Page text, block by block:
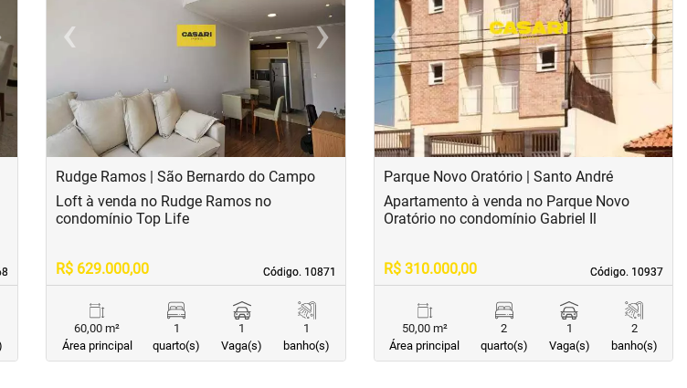
‹
Previous ›Next
Rudge Ramos | São Bernardo do Campo
Código. 10871
Código. 10871
Loft à venda no Rudge Ramos no
condomínio Top Life
R$ 629.000,00
60,00 m²
Área principal
1
quarto(s)
1
Vaga(s)
1
banho(s)
‹Previous ›Next
Parque Novo Oratório | Santo André
Código. 10937
Código. 10937
Apartamento à venda no Parque Novo
Oratório no condomínio Gabriel Il
R$ 310.000,00
50,00 m²
Área principal
2
quarto(s)
1
Vaga(s)
2
banho(s)